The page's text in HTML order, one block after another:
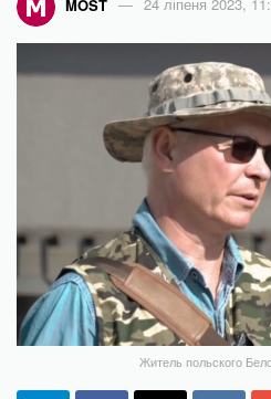
MOST 24 ліпеня 2023,
Житель польского